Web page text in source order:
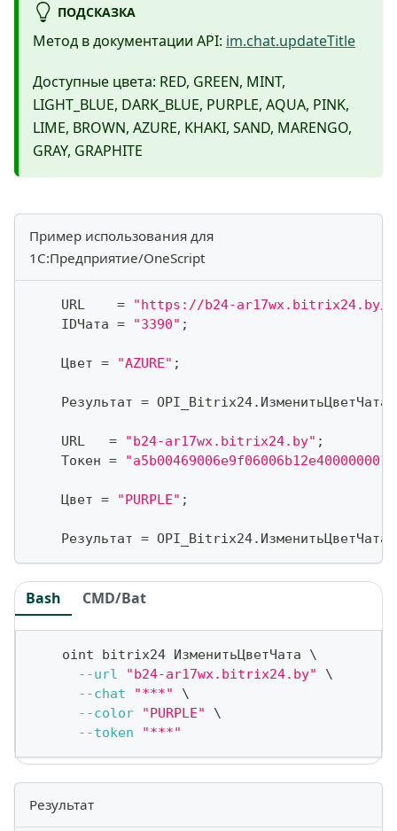
ПОДСКАЗКА
Метод в документации API: im.chat.updateTitle
Доступные цвета: RED, GREEN, MINT,
LIGHT_BLUE, DARK_BLUE, PURPLE, AQUA, PINK,
LIME, BROWN, AZURE, KHAKI, SAND, MARENGO,
GRAY, GRAPHITE
Пример использования для
1С:Предприятие/OneScript
    URL
=
"https://b24-
    IDЧата
= "3390" ;
    Цвет
= "AZURE" ;
    Результат
= OPI_Bitrix24. ИзменитьЦветЧата
    URL
= "b24-ar17wx.bitrix24.by" ;
    Токен
=
    Цвет
= "PURPLE" ;
    Результат
= OPI_Bitrix24. ИзменитьЦветЧата
Bash CMD/Bat
    oint bitrix24 ИзменитьЦветЧата
\
--url
"b24-ar17wx.bitrix24.by"
\
--chat
"***"
\
--color
"PURPLE"
\
--token
"***"
Результат